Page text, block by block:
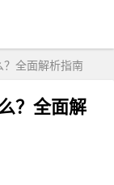
全面解析指南
？全面解